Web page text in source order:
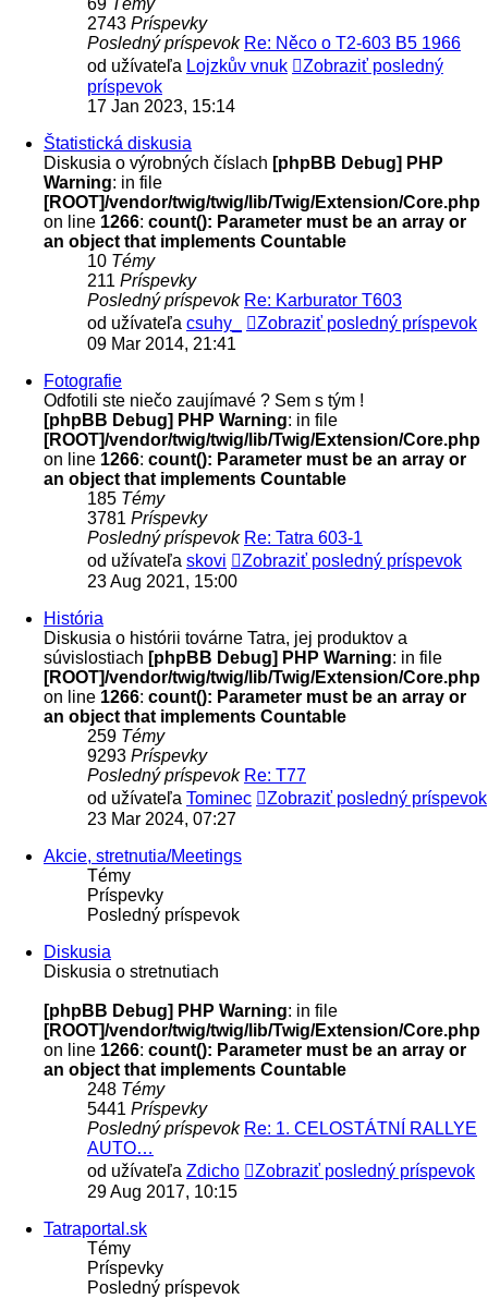
69 Témy
2743 Príspevky
Posledný príspevok Re: Něco o T2-603 B5 1966
od užívateľa Lojzkův vnuk
Zobraziť posledný
príspevok
17 Jan 2023, 15:14
Štatistická diskusia
Diskusia o výrobných číslach [phpBB Debug] PHP
Warning: in file
[ROOT]/vendor/twig/twig/lib/Twig/Extension/Core.php
on line 1266: count(): Parameter must be an array or
an object that implements Countable
10 Témy
211 Príspevky
Posledný príspevok Re: Karburator T603
od užívateľa csuhy_
Zobraziť posledný príspevok
09 Mar 2014, 21:41
Fotografie
Odfotili ste niečo zaujímavé ? Sem s tým !
[phpBB Debug] PHP Warning: in file
[ROOT]/vendor/twig/twig/lib/Twig/Extension/Core.php
on line 1266: count(): Parameter must be an array or
an object that implements Countable
185 Témy
3781 Príspevky
Posledný príspevok Re: Tatra 603-1
od užívateľa skovi
Zobraziť posledný príspevok
23 Aug 2021, 15:00
História
Diskusia o histórii továrne Tatra, jej produktov a
súvislostiach [phpBB Debug] PHP Warning: in file
[ROOT]/vendor/twig/twig/lib/Twig/Extension/Core.php
on line 1266: count(): Parameter must be an array or
an object that implements Countable
259 Témy
9293 Príspevky
Posledný príspevok Re: T77
od užívateľa Tominec
Zobraziť posledný príspevok
23 Mar 2024, 07:27
Akcie, stretnutia/Meetings
Témy
Príspevky
Posledný príspevok
Diskusia
Diskusia o stretnutiach
[phpBB Debug] PHP Warning: in file
[ROOT]/vendor/twig/twig/lib/Twig/Extension/Core.php
on line 1266: count(): Parameter must be an array or
an object that implements Countable
248 Témy
5441 Príspevky
Posledný príspevok Re: 1. CELOSTÁTNÍ RALLYE
AUTO…
od užívateľa Zdicho
Zobraziť posledný príspevok
29 Aug 2017, 10:15
Tatraportal.sk
Témy
Príspevky
Posledný príspevok